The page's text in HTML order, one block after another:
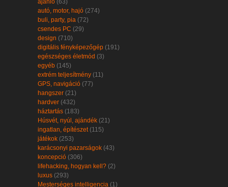
autó, motor, hajó (274)
buli, party, pia (72)
csendes PC (29)
design (710)
digitális fényképezőgép (191)
egészséges életmód (3)
egyéb (145)
extrém teljesítmény (11)
GPS, navigáció (77)
hangszer (21)
hardver (432)
háztartás (183)
Húsvét, nyúl, ajándék (21)
ingatlan, építészet (115)
játékok (253)
karácsonyi pazarságok (43)
koncepció (306)
lifehacking, hogyan kell? (2)
luxus (293)
Mesterséges intelligencia (1)